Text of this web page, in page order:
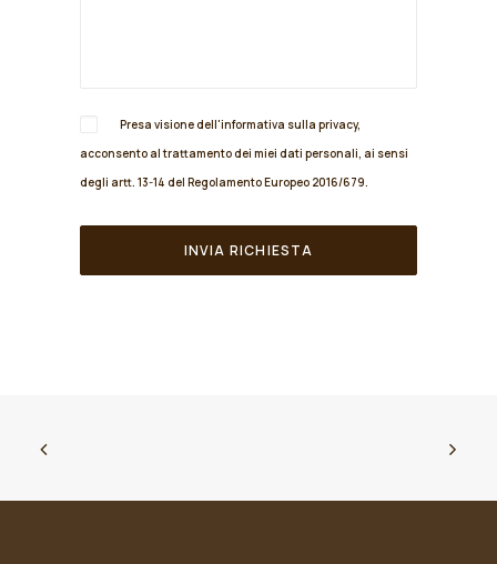
Presa visione dell'informativa sulla privacy,
acconsento al trattamento dei miei dati personali, ai sensi
degli artt. 13-14 del Regolamento Europeo 2016/679.